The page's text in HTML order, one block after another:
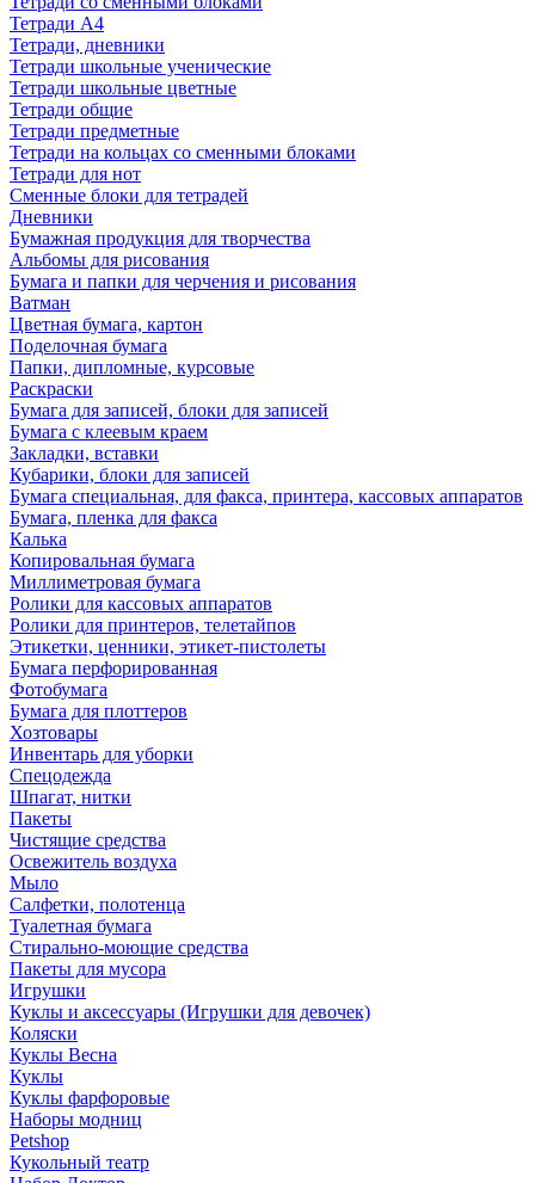
Тетради А4
Тетради, дневники
Тетради школьные ученические
Тетради школьные цветные
Тетради общие
Тетради предметные
Тетради на кольцах со сменными блоками
Тетради для нот
Сменные блоки для тетрадей
Дневники
Бумажная продукция для творчества
Альбомы для рисования
Бумага и папки для черчения и рисования
Ватман
Цветная бумага, картон
Поделочная бумага
Папки, дипломные, курсовые
Раскраски
Бумага для записей, блоки для записей
Бумага с клеевым краем
Закладки, вставки
Кубарики, блоки для записей
Бумага специальная, для факса, принтера, кассовых аппаратов
Бумага, пленка для факса
Калька
Копировальная бумага
Миллиметровая бумага
Ролики для кассовых аппаратов
Ролики для принтеров, телетайпов
Этикетки, ценники, этикет-пистолеты
Бумага перфорированная
Фотобумага
Бумага для плоттеров
Хозтовары
Инвентарь для уборки
Спецодежда
Шпагат, нитки
Пакеты
Чистящие средства
Освежитель воздуха
Мыло
Салфетки, полотенца
Туалетная бумага
Стирально-моющие средства
Пакеты для мусора
Игрушки
Куклы и аксессуары (Игрушки для девочек)
Коляски
Куклы Весна
Куклы
Куклы фарфоровые
Наборы модниц
Petshop
Кукольный театр